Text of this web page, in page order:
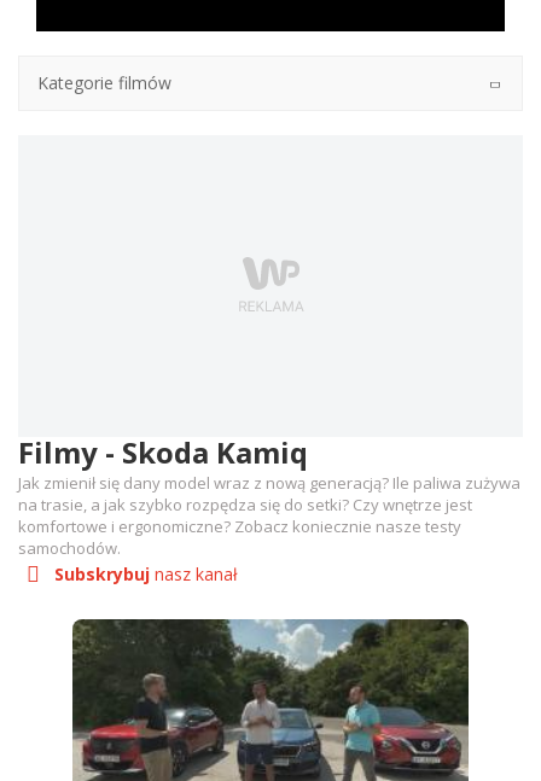
Filmy - Skoda Kamiq
Subskrybuj nasz kanał
Jak zmienił się dany model wraz z nową generacją? Ile paliwa zużywa
na trasie, a jak szybko rozpędza się do setki? Czy wnętrze jest
komfortowe i ergonomiczne? Zobacz koniecznie nasze testy
samochodów.
Kategorie filmów